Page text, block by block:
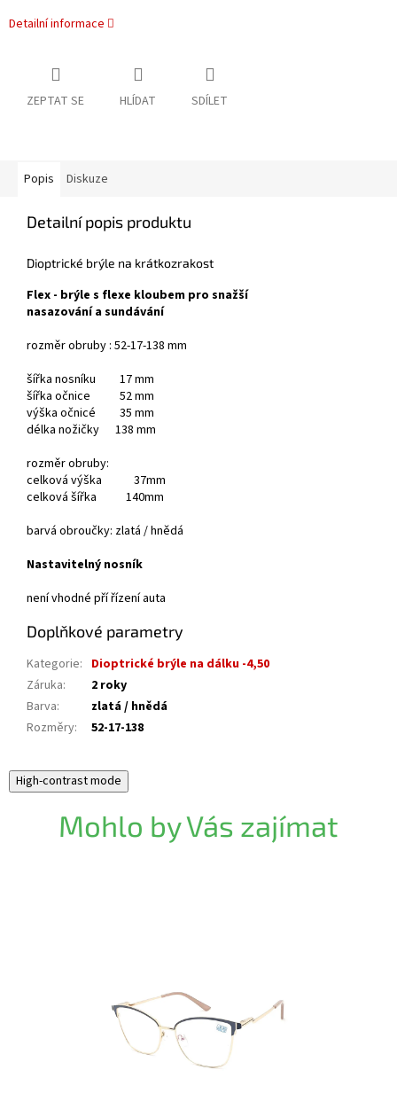
Detailní informace
ZEPTAT SE HLÍDAT SDÍLET
Popis Diskuze
Detailní popis produktu
Dioptrické brýle na krátkozrakost
Flex - brýle s flexe kloubem pro snažší
nasazování a sundávání
rozměr obruby : 52-17-138 mm
šířka nosníku 17 mm
šířka očnice 52 mm
výška očnicé 35 mm
délka nožičky 138 mm
rozměr obruby:
celková výška 37mm
celková šířka 140mm
barvá obroučky: zlatá / hnědá
Nastavitelný nosník
není vhodné pří řízení auta
Doplňkové parametry
Kategorie: Dioptrické brýle na dálku -4,50
Záruka:
2 roky
Barva:
zlatá / hnědá
Rozměry: 52-17-138
High-contrast mode
Mohlo by Vás zajímat